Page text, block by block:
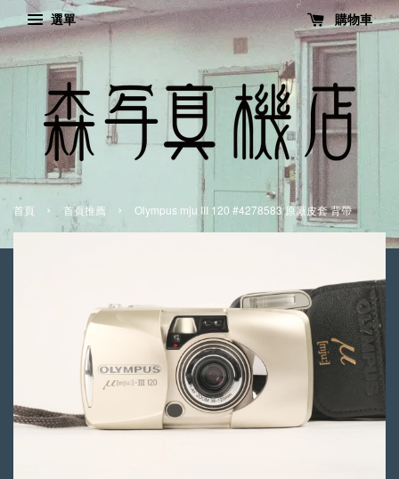
選單 購物車
首頁 › 首頁推薦 › Olympus mju III 120 #4278583 原廠皮套 背帶